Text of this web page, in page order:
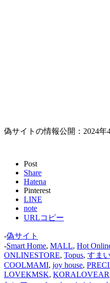
偽サイトの情報公開：2024年
Post
Share
Hatena
Pinterest
LINE
note
URLコピー
-偽サイト
-Smart Home, MALL, Hot
ONLINESTORE, Topus, すま
COOLMAMI, joy house,
LOVEKMSK, KORALOVEAR